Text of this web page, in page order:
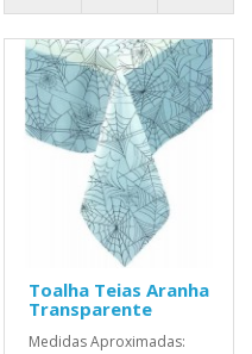
Toalha Teias Aranha
Transparente
Medidas Aproximadas: